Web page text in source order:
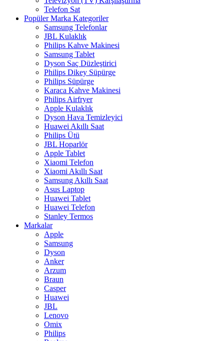
Telefon Sat
Popüler Marka Kategoriler
Samsung Telefonlar
JBL Kulaklık
Philips Kahve Makinesi
Samsung Tablet
Dyson Saç Düzleştirici
Philips Dikey Süpürge
Philips Süpürge
Karaca Kahve Makinesi
Philips Airfryer
Apple Kulaklık
Dyson Hava Temizleyici
Huawei Akıllı Saat
Philips Ütü
JBL Hoparlör
Apple Tablet
Xiaomi Telefon
Xiaomi Akıllı Saat
Samsung Akıllı Saat
Asus Laptop
Huawei Tablet
Huawei Telefon
Stanley Termos
Markalar
Apple
Samsung
Dyson
Anker
Arzum
Braun
Casper
Huawei
JBL
Lenovo
Omix
Philips